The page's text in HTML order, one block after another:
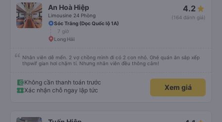
An Hoà Hiệp
Limousine 24 Phòng
4.2
(164 đánh giá)
Sóc Trăng (Dọc Quốc lộ 1A)
7 giờ
Long Hải
Nhân viên dễ mến. 2 vợ chồng mình đi có 2 con nhỏ. Ghé quán ăn sắp xếp
thpwif gian hơi chậm tí. Nhưng nhân viên đều thông cảm!
Không cần thanh toán trước
Xác nhận chỗ ngay lập tức
Xem giá